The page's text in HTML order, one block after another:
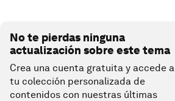
No te pierdas ninguna
actualización sobre este tema
Crea una cuenta gratuita y accede a
tu colección personalizada de
contenidos con nuestras últimas